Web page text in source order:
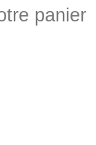
panier